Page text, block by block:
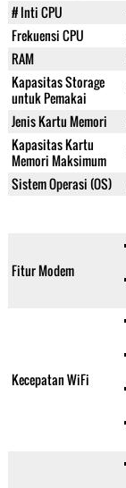
# Inti CPU
Frekuensi CPU
RAM
Kapasitas Storage
untuk Pemakai
Jenis Kartu Memori
Kapasitas Kartu
Memori Maksimum
Sistem Operasi (OS)
Fitur Modem
Kecepatan WiFi